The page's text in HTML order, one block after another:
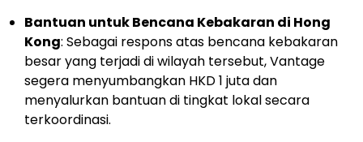
Bantuan untuk Bencana Kebakaran di Hong
Kong: Sebagai respons atas bencana kebakaran
besar yang terjadi di wilayah tersebut, Vantage
segera menyumbangkan HKD 1 juta dan
menyalurkan bantuan di tingkat lokal secara
terkoordinasi.